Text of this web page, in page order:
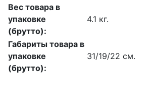
Вес товара в
упаковке
(брутто):
4.1 кг.
Габариты товара в
упаковке
(брутто):
31/19/22 см.